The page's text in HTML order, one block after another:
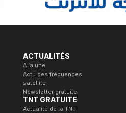
ACTUALITÉS
A la une
Actu des fréquences
satellite
Newsletter gratuite
TNT GRATUITE
Actualité de la TNT